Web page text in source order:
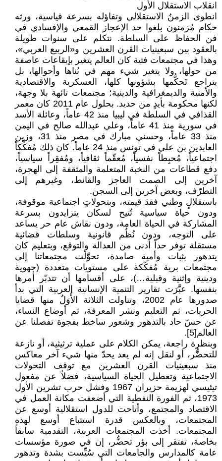
انقلاب الاستقلال الأول
انطوى الزمنُ الاستقلالي وتفاؤله بسرعة قياسية، ورثه
حكام مُزمنون بلغوا حد الإعجاز القمعي والإفسادي في
فن الحفاظ على السلطة. نتكلم على سنوات طويلة
بالعقود بين سبعينيات القرن العشرين و«الربيع العربي»،
وهذا في مجتمعات فتية كان العالم يتغير بإيقاعات عاصفة
من حولها، ولا يتغير شيء مهم في بُناها وأحوالها، بل
يتراجع تَحكُّمها بشؤونها كلها، العسكرية والاقتصادية
والأمنية والديمغرافية والدينية؛ مجتمعات تائهة بلا وجهة،
لكنها محكومة بأيدٍ من حديد. بحلول عام 2011 كان معمر
القذافي في السلطة في ليبيا منذ 42 عاماً، وعائلة الأسد
في سورية منذ 41 عاماً، وعلي عبدالله صالح في اليمن
منذ 33 عاماً، وحسني مبارك في مصر منذ 31، وزين
العابدين بن علي في تونس منذ 24 عاماً. كان ذلك مُفكِّكاً
اجتماعياً، مُحبِطاً نفسياً، مُعقّماً ثقافياً، ومُفقِراً سياسياً،
دفع قطاعات من النخبة المتعلمة والمثقفة إلى الهجرة،
آخرين إلى الصمت العاجز والقانط، وغيرهم إلى
التطرّف، وبعض آخرين إلى السجن.
باستقلالٍ وطني فقدَ قيمته، وبتحولاتٍ اجتماعية موقوفة،
ودون حياة سياسية تُتيح لسكان يتزايدون بسرعة
المشاركة في الحياة العامة، ودون نقاش عام حر يساعد
على التوجه، ودون نُظُم قانونية وسلطات قضائية
مستقلة توفر حداً أدنى من العدالة والتوقع، وبتعليم كان
يتدهور بثبات وأمية صامدة، تحوَّلَت مجتمعاتنا إلى
مجتمعات برية مُفكّكة على مستويات متعددة (جهوية
ودينية وإثنية وقبلية…)، على أقسامها أن تتدبّر أمرها
بنفسها. عبَّرَت تقارير التنمية الإنسانية العربية التي بدأ
صدورها عام 2002، وتناولت الثلاثة الأُوَلُ منها قضايا
الحريات، ثم التعليم ونشر المعرفة، ثم أوضاع النساء،
عن حسّ حاد بالتدهور وشعور ساخط بفجوة تفصلنا عن
العالم[5].
وبنظرة راجعة، يمكن الكلام على عملية ترثيثية، أو نازعة
للتحضُّر، أو لنقل إنه لم يعد يحدّ منها شيء آخر معاكس
منذ سبعينيات القرن العشرين مع توقف التحولات
الاجتماعية وتعطيل الحياة السياسية، فضلاً عن مفعول
تيئيسي لهزيمة حزيران 1967 وفشل حرب تشرين الأول
1973، ثم الفورة النفطية التي أضعفت مكانة العمل في
الاقتصاد والمجتمع، وأتاحت للدول استقلالية أوسع عن
المجتمعات، وبالعكس قدرة استتباع أوسع لهذه
المجتمعات. أخذت المجتمعات العربية، التقدمية سابقاً
بخاصة، تفتقر إلى بؤر تحضُّر، إن في صورة مؤسسات
عامة كالمدارس والجامعات التي سُيِّست بشدة وتدهور